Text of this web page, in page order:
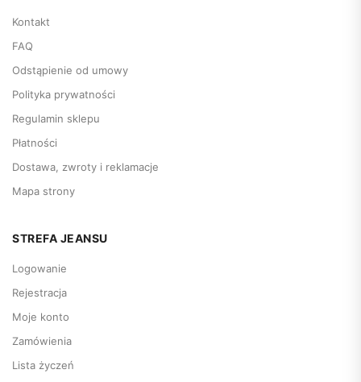
Kontakt
FAQ
Odstąpienie od umowy
Polityka prywatności
Regulamin sklepu
Płatności
Dostawa, zwroty i reklamacje
Mapa strony
STREFA JEANSU
Logowanie
Rejestracja
Moje konto
Zamówienia
Lista życzeń